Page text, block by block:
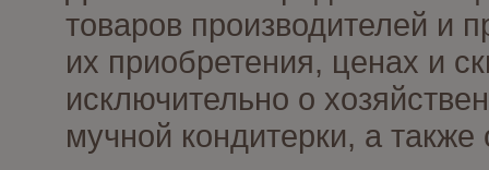
товаров производителей и
их приобретения, ценах и
исключительно о
мучной кондитерки, а